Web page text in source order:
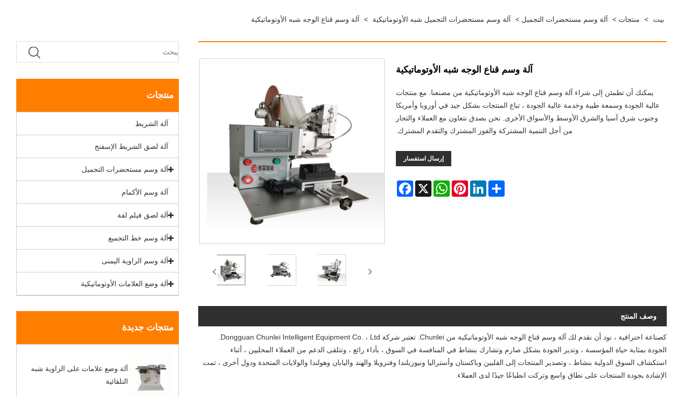
بيت > منتجات > آلة وسم مستحضرات التجميل > آلة وسم مستحضرات التجميل شبه الأوتوماتيكية > آلة وسم قناع الوجه شبه الأوتوماتيكية
منتجات
آلة الشريط
آلة لصق الشريط الإسفنج
آلة وسم مستحضرات التجميل
آلة وسم الأكمام
آلة لصق فيلم لفة
آلة وسم خط التجميع
آلة وسم الزاوية اليمنى
آلة وضع العلامات الأوتوماتيكية
منتجات جديدة
آلة وضع علامات على الزاوية شبه
التلقائية
آلة وسم قناع الوجه شبه الأوتوماتيكية
يمكنك أن تطمئن إلى شراء آلة وسم قناع الوجه شبه الأوتوماتيكية من مصنعنا. مع منتجات
عالية الجودة وسمعة طيبة وخدمة عالية الجودة ، تباع المنتجات بشكل جيد في أوروبا وأمريكا
وجنوب شرق آسيا والشرق الأوسط والأسواق الأخرى. نحن بصدق نتعاون مع العملاء والتجار
من أجل التنمية المشتركة والفوز المشترك والتقدم المشترك.
إرسال استفسار
Facebook X
WhatsAppPinterestLinkedInShare
وصف المنتج
الجودة بمثابة حياة المؤسسة ، وتدير الجودة بشكل صارم وتشارك بنشاط في المنافسة في السوق ، بأداء رائع ، وتتلقى الدعم من العملاء المحليين ، أثناء
استكشاف السوق الدولية بنشاط ، وتصدير المنتجات إلى الفلبين وباكستان وأستراليا ونيوزيلندا وفنزويلا والهند واليابان وهولندا والولايات المتحدة ودول أخرى ، تمت
الإشادة بجودة المنتجات على نطاق واسع وتركت انطباعًا جيدًا لدى العملاء.